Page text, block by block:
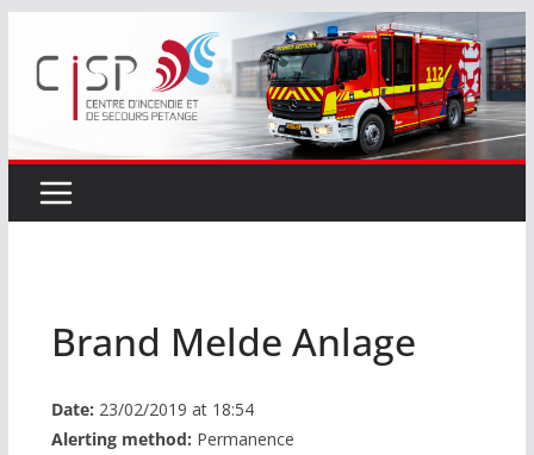
contenu
Brand Melde Anlage
Date: 23/02/2019 at 18:54
Alerting method: Permanence